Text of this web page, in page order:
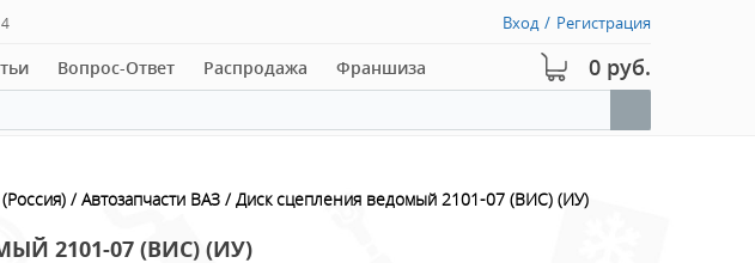
Вход / Регистрация
Вопрос-Ответ Распродажа Франшиза 0 руб.
Автозапчасти ВАЗ Диск сцепления ведомый 2101-07 (ВИС) (ИУ)
2101-07 (ВИС) (ИУ)